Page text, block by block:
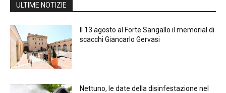
ULTIME NOTIZIE
Il 13 agosto al Forte Sangallo il memorial di
scacchi Giancarlo Gervasi
Nettuno, le date della disinfestazione nel